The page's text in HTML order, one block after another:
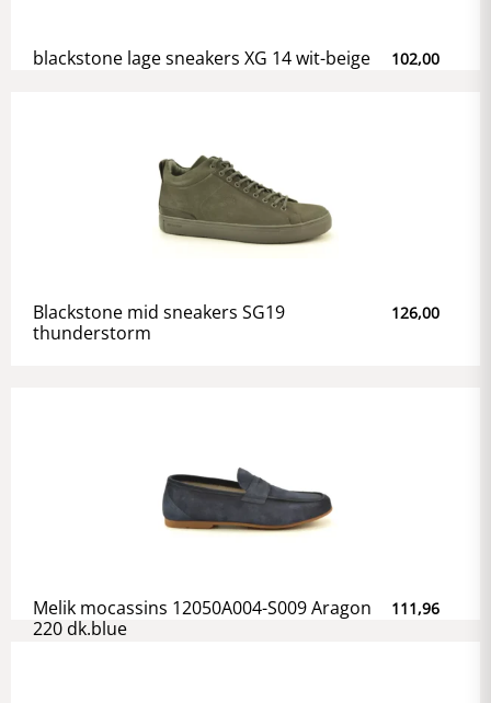
blackstone lage sneakers XG 14 wit-beige 102,00
Blackstone mid sneakers SG19
thunderstorm
126,00
Melik mocassins 12050A004-S009 Aragon
220 dk.blue
111,96